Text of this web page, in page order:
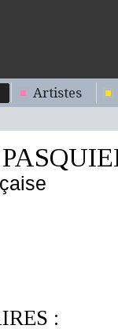
Artistes
: